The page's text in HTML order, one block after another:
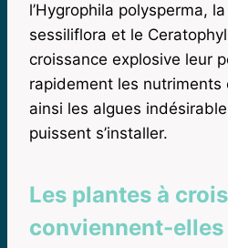
l’Hygrophila polysperma,
sessiliflora et le
croissance explosive leur
rapidement les
ainsi les algues
puissent s’installer.
Les plantes à
conviennent-elles